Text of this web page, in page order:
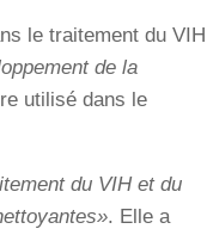
le traitement du VIH
de la
utilisé dans le
du VIH et du
. Elle a